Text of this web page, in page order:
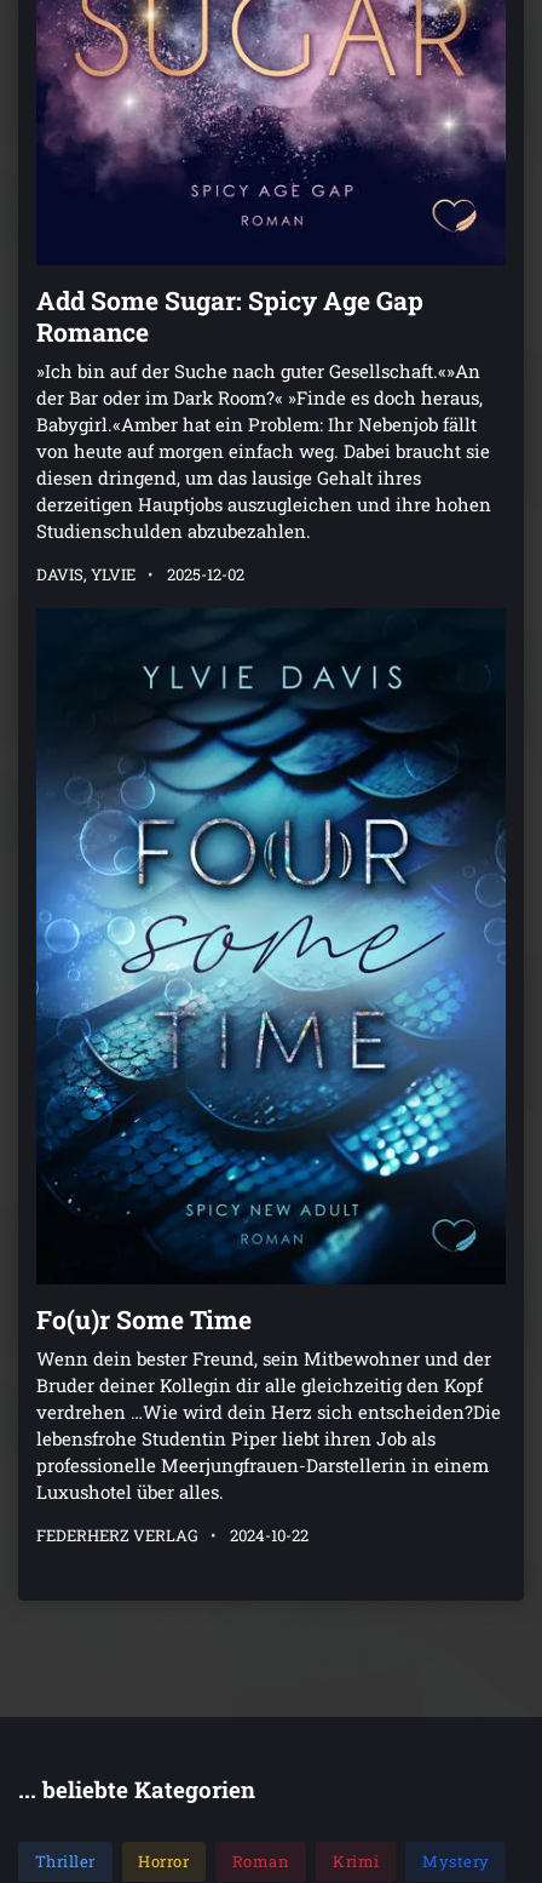
Add Some Sugar: Spicy Age Gap
Romance
»Ich bin auf der Suche nach guter Gesellschaft.«»An
der Bar oder im Dark Room?« »Finde es doch heraus,
Babygirl.«Amber hat ein Problem: Ihr Nebenjob fällt
von heute auf morgen einfach weg. Dabei braucht sie
diesen dringend, um das lausige Gehalt ihres
derzeitigen Hauptjobs auszugleichen und ihre hohen
Studienschulden abzubezahlen.
DAVIS, YLVIE 2025-12-02
Fo(u)r Some Time
Wenn dein bester Freund, sein Mitbewohner und der
Bruder deiner Kollegin dir alle gleichzeitig den Kopf
verdrehen …Wie wird dein Herz sich entscheiden?Die
lebensfrohe Studentin Piper liebt ihren Job als
professionelle Meerjungfrauen-Darstellerin in einem
Luxushotel über alles.
FEDERHERZ VERLAG 2024-10-22
... beliebte Kategorien
Thriller Horror Roman Krimi Mystery